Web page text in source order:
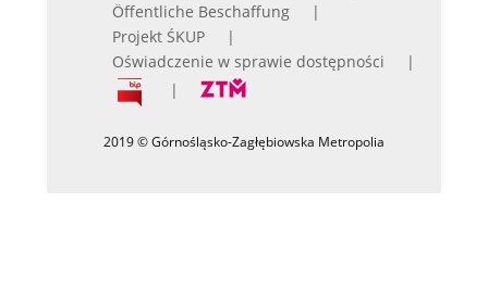
Öffentliche Beschaffung
Projekt ŚKUP
Oświadczenie w sprawie dostępności
2019 © Górnośląsko-Zagłębiowska Metropolia